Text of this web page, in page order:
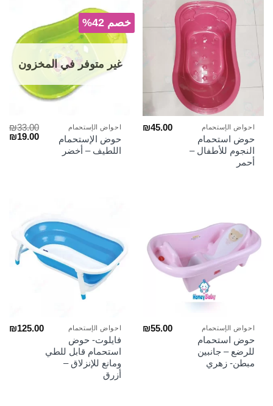
احواض الإستحمام
حوض استحمام
النجوم للأطفال –
أحمر
₪45.00
خصم 42%
غير متوفر في المخزون
احواض الإستحمام
حوض الإستحمام
اللطيف – أخضر
₪33.00
السعر₪19.00
احواض الإستحمام
حوض استحمام
للرضع – جانبين
مبطن- زهري
₪55.00 احواض الإستحمام
فايلوت- حوض
استحمام قابل للطي
ومانع للإنزلاق –
أزرق
₪125.00